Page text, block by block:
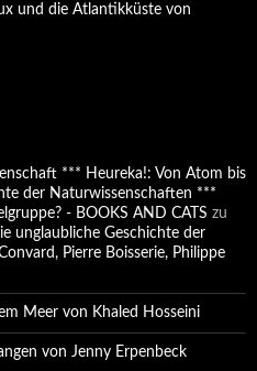
und die Atlantikküste von
*** Heureka!: Von Atom bis
der Naturwissenschaften ***
- BOOKS AND CATS zu
unglaubliche Geschichte der
Pierre Boisserie, Philippe
Meer von Khaled Hosseini
von Jenny Erpenbeck